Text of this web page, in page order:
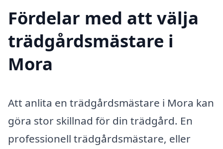
Fördelar med att välja
trädgårdsmästare i
Mora
Att anlita en trädgårdsmästare i Mora kan
göra stor skillnad för din trädgård. En
professionell trädgårdsmästare, eller